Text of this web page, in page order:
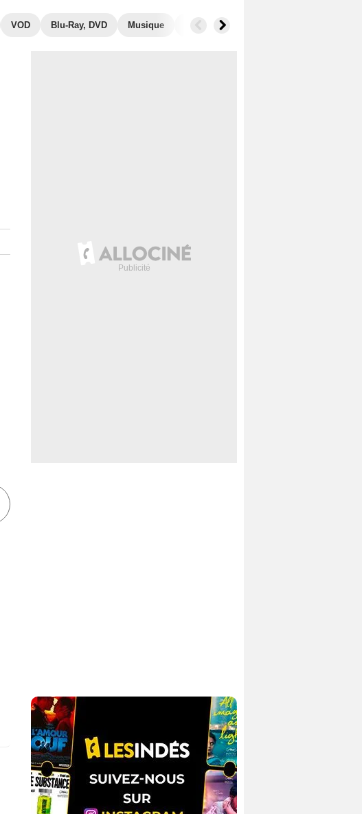
VOD Blu-Ray, DVD Musique